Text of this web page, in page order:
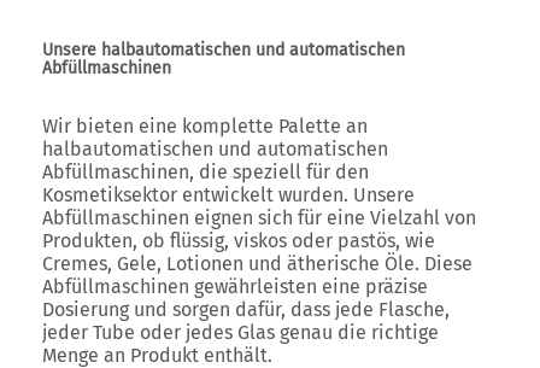
Unsere halbautomatischen und automatischen
Abfüllmaschinen
Wir bieten eine komplette Palette an
halbautomatischen und automatischen
Abfüllmaschinen, die speziell für den
Kosmetiksektor entwickelt wurden. Unsere
Abfüllmaschinen eignen sich für eine Vielzahl von
Produkten, ob flüssig, viskos oder pastös, wie
Cremes, Gele, Lotionen und ätherische Öle. Diese
Abfüllmaschinen gewährleisten eine präzise
Dosierung und sorgen dafür, dass jede Flasche,
jeder Tube oder jedes Glas genau die richtige
Menge an Produkt enthält.